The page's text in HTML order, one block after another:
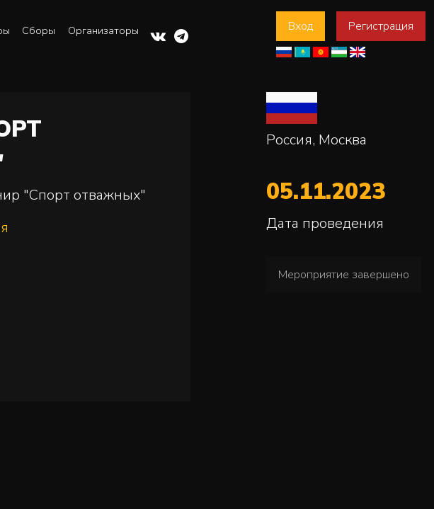
Сборы Организаторы Вход Регистрация
"Спорт отважных"
Россия, Москва
05.11.2023
Дата проведения
Мероприятие завершено